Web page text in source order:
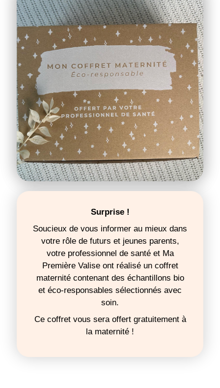
Surprise !
Soucieux de vous informer au mieux dans
votre rôle de futurs et jeunes parents,
votre professionnel de santé et Ma
Première Valise ont réalisé un coffret
maternité contenant des échantillons bio
et éco-responsables sélectionnés avec
soin.
Ce coffret vous sera offert gratuitement à
la maternité !